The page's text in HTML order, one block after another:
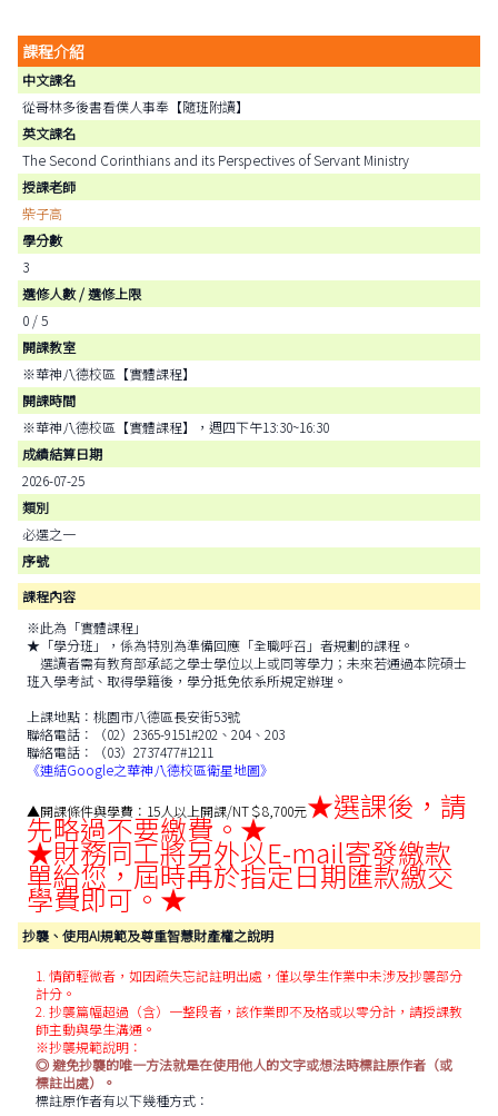
課程介紹
中文課名
從哥林多後書看僕人事奉【隨班附讀】
英文課名
The Second Corinthians and its Perspectives of Servant Ministry
授課老師
柴子高
學分數
3
選修人數 / 選修上限
0 / 5
開課教室
※華神八德校區【實體課程】
開課時間
※華神八德校區【實體課程】，週四下午13:30~16:30
成績結算日期
2026-07-25
類別
必選之一
序號
課程內容
※此為「實體課程」
★「學分班」，係為特別為準備回應「全職呼召」者規劃的課程。
選讀者需有教育部承認之學士學位以上或同等學力；未來若通過本院碩士
班入學考試、取得學籍後，學分抵免依系所規定辦理。
上課地點：桃園市八德區長安街53號
聯絡電話：（02）2365-9151#202、204、203
聯絡電話：（03）2737477#1211
《連結Google之華神八德校區衛星地圖》
▲開課條件與學費：15人以上開課/NT＄8,700元★選課後，請
先略過不要繳費。★
★財務同工將另外以E-mail寄發繳款
單給您，屆時再於指定日期匯款繳交
學費即可。★
抄襲、使用AI規範及尊重智慧財產權之說明
1. 情節輕微者，如因疏失忘記註明出處，僅以學生作業中未涉及抄襲部分
計分。
2. 抄襲篇幅超過（含）一整段者，該作業即不及格或以零分計，請授課教
師主動與學生溝通。
※抄襲規範說明：
◎ 避免抄襲的唯一方法就是在使用他人的文字或想法時標註原作者（或
標註出處）。
標註原作者有以下幾種方式：